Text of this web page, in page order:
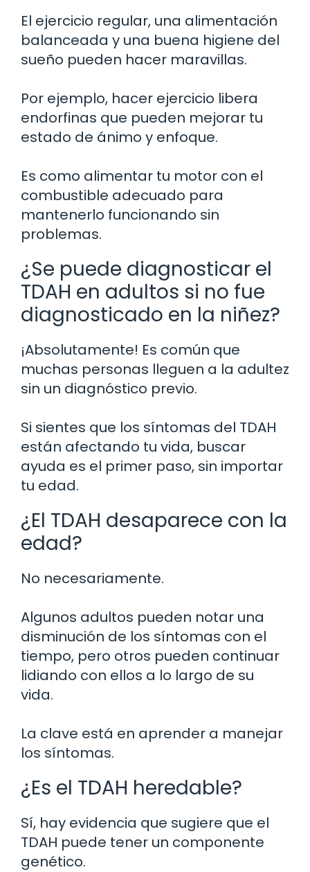
El ejercicio regular, una alimentación
balanceada y una buena higiene del
sueño pueden hacer maravillas.
Por ejemplo, hacer ejercicio libera
endorfinas que pueden mejorar tu
estado de ánimo y enfoque.
Es como alimentar tu motor con el
combustible adecuado para
mantenerlo funcionando sin
problemas.
¿Se puede diagnosticar el
TDAH en adultos si no fue
diagnosticado en la niñez?
¡Absolutamente! Es común que
muchas personas lleguen a la adultez
sin un diagnóstico previo.
Si sientes que los síntomas del TDAH
están afectando tu vida, buscar
ayuda es el primer paso, sin importar
tu edad.
¿El TDAH desaparece con la
edad?
No necesariamente.
Algunos adultos pueden notar una
disminución de los síntomas con el
tiempo, pero otros pueden continuar
lidiando con ellos a lo largo de su
vida.
La clave está en aprender a manejar
los síntomas.
¿Es el TDAH heredable?
Sí, hay evidencia que sugiere que el
TDAH puede tener un componente
genético.